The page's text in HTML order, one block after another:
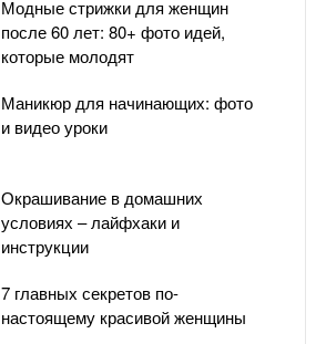
Модные стрижки для женщин
после 60 лет: 80+ фото идей,
которые молодят
Маникюр для начинающих: фото
и видео уроки
Окрашивание в домашних
условиях – лайфхаки и
инструкции
7 главных секретов по-
настоящему красивой женщины